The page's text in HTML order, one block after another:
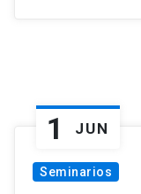
1 JUN
Seminarios